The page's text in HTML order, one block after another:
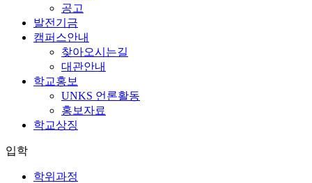
공고
발전기금
캠퍼스안내
찾아오시는길
대관안내
학교홍보
UNKS 언론활동
홍보자료
학교상징
입학
학위과정